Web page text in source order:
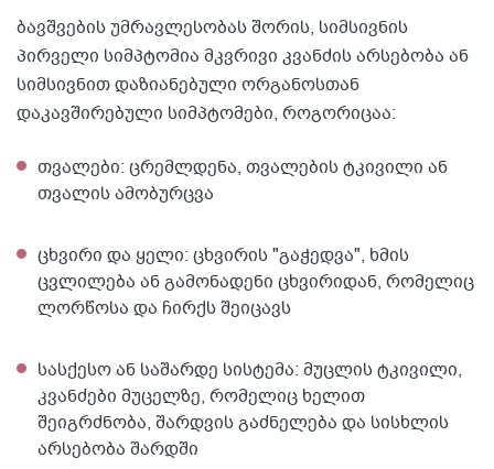
ბავშვების უმრავლესობას შორის, სიმსივნის
პირველი სიმპტომია მკვრივი კვანძის არსებობა ან
სიმსივნით დაზიანებული ორგანოსთან
დაკავშირებული სიმპტომები, როგორიცაა:
თვალები: ცრემლდენა, თვალების ტკივილი ან
თვალის ამობურცვა
ცხვირი და ყელი: ცხვირის "გაჭედვა", ხმის
ცვლილება ან გამონადენი ცხვირიდან, რომელიც
ლორწოსა და ჩირქს შეიცავს
სასქესო ან საშარდე სისტემა: მუცლის ტკივილი,
კვანძები მუცელზე, რომელიც ხელით
შეიგრძნობა, შარდვის გაძნელება და სისხლის
არსებობა შარდში